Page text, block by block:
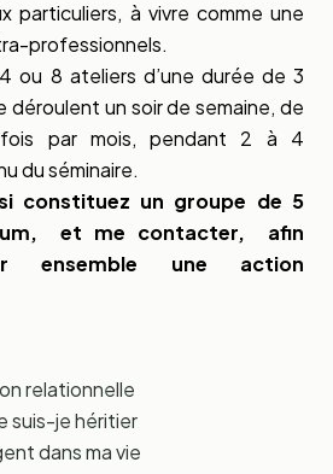
particuliers, à vivre comme une
professionnels.
ou 8 ateliers d’une durée de 3
déroulent un soir de semaine, de
par mois, pendant 2 à 4
du séminaire.
constituez un groupe de 5
et me contacter, afin
ensemble une action
relationnelle
suis-je héritier
dans ma vie